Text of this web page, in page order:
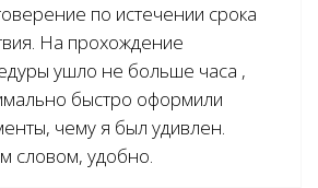
по истечении срока
На прохождение
ушло не больше часа ,
быстро оформили
чему я был удивлен.
словом, удобно.